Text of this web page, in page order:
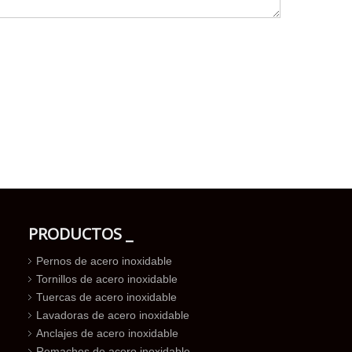
PRODUCTOS _
Pernos de acero inoxidable
Tornillos de acero inoxidable
Tuercas de acero inoxidable
Lavadoras de acero inoxidable
Anclajes de acero inoxidable